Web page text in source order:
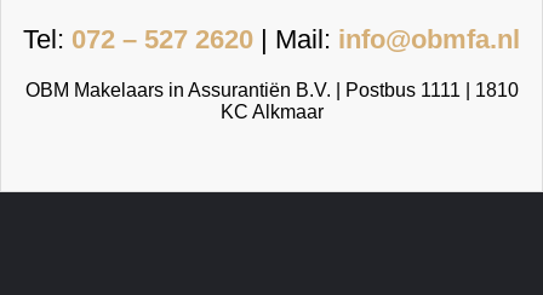
Tel: 072 – 527 2620 | Mail: info@obmfa.nl
OBM Makelaars in Assurantiën B.V. | Postbus 1111 | 1810
KC Alkmaar